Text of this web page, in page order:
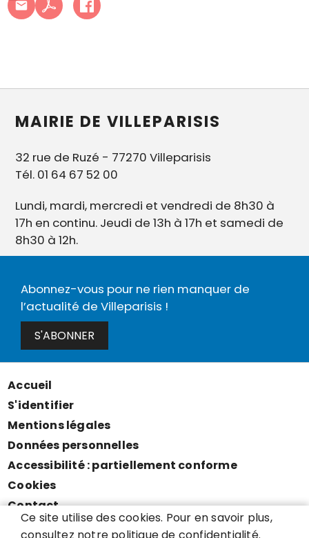
MAIRIE DE VILLEPARISIS
32 rue de Ruzé - 77270 Villeparisis
Tél. 01 64 67 52 00
Lundi, mardi, mercredi et vendredi de 8h30 à
17h en continu. Jeudi de 13h à 17h et samedi de
8h30 à 12h.
Abonnez-vous pour ne rien manquer de
l’actualité de Villeparisis !
S'ABONNER
Menu
Pied
de
page
Accueil
S'identifier
Mentions légales
Données personnelles
Accessibilité : partiellement conforme
Cookies
Contact
Presse
Ce site utilise des cookies. Pour en savoir plus,